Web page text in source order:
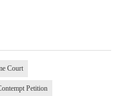
Court
Petition